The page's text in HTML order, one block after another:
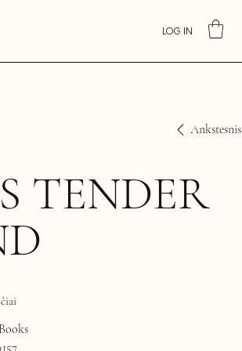
LOG IN
Ankstesnis
TENDER